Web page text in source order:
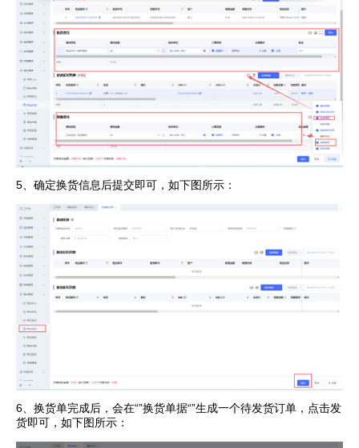
5、确定换货信息后提交即可，如下图所示：
6、换货单完成后，会在“”换货单据“”生成一个待发货订单，点击发
货即可，如下图所示：